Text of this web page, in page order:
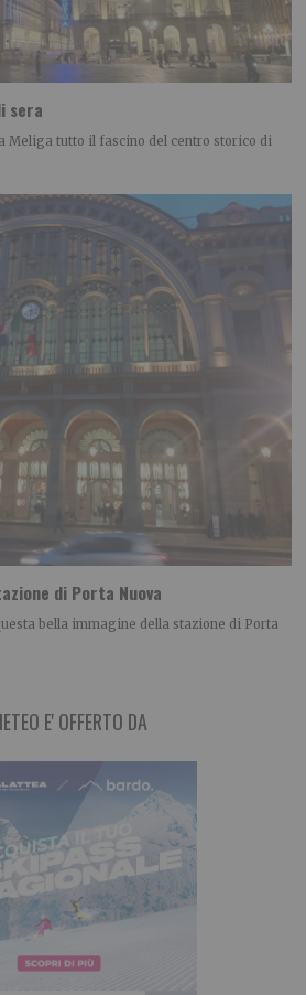
sera
Meliga tutto il fascino del centro storico di
di Porta Nuova
bella immagine della stazione di Porta
E' OFFERTO DA